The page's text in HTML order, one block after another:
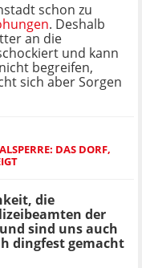
schon zu
. Deshalb
an die
und kann
begreifen,
sich aber Sorgen
DAS DORF,
die
der
sind uns auch
dingfest gemacht